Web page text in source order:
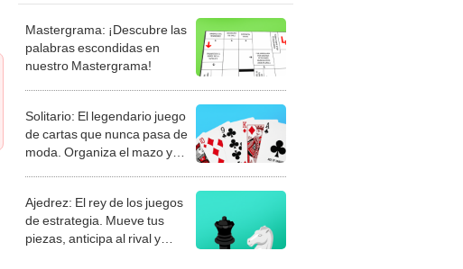
Mastergrama: ¡Descubre las
palabras escondidas en
nuestro Mastergrama!
Solitario: El legendario juego
de cartas que nunca pasa de
moda. Organiza el mazo y
Ajedrez: El rey de los juegos
de estrategia. Mueve tus
piezas, anticipa al rival y